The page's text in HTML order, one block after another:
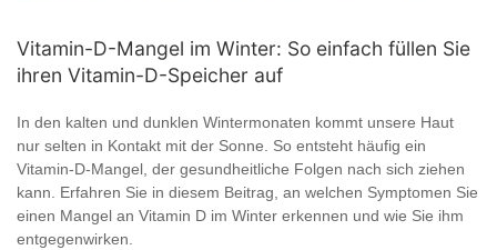
Vitamin-D-Mangel im Winter: So einfach füllen Sie
ihren Vitamin-D-Speicher auf
In den kalten und dunklen Wintermonaten kommt unsere Haut
nur selten in Kontakt mit der Sonne. So entsteht häufig ein
Vitamin-D-Mangel, der gesundheitliche Folgen nach sich ziehen
kann. Erfahren Sie in diesem Beitrag, an welchen Symptomen Sie
einen Mangel an Vitamin D im Winter erkennen und wie Sie ihm
entgegenwirken.